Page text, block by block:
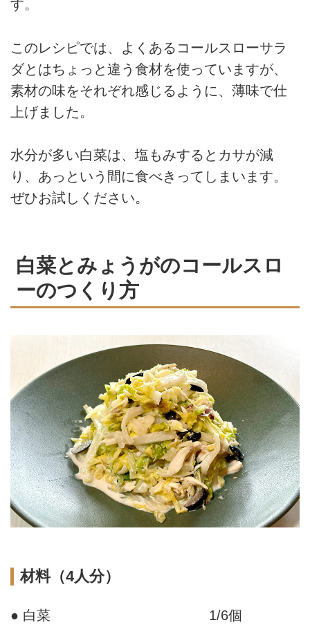
す。
このレシピでは、よくあるコールスローサラ
ダとはちょっと違う食材を使っていますが、
素材の味をそれぞれ感じるように、薄味で仕
上げました。
水分が多い白菜は、塩もみするとカサが減
り、あっという間に食べきってしまいます。
ぜひお試しください。
白菜とみょうがのコールスロ
ーのつくり方
材料（4人分）
● 白菜 1/6個